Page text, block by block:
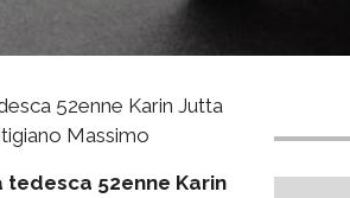
52enne Karin Jutta
Massimo
tedesca 52enne Karin